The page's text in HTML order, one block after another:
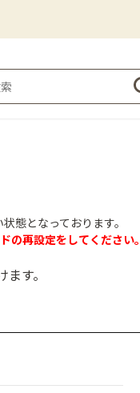
態となっております。
の再設定をしてください。
す。